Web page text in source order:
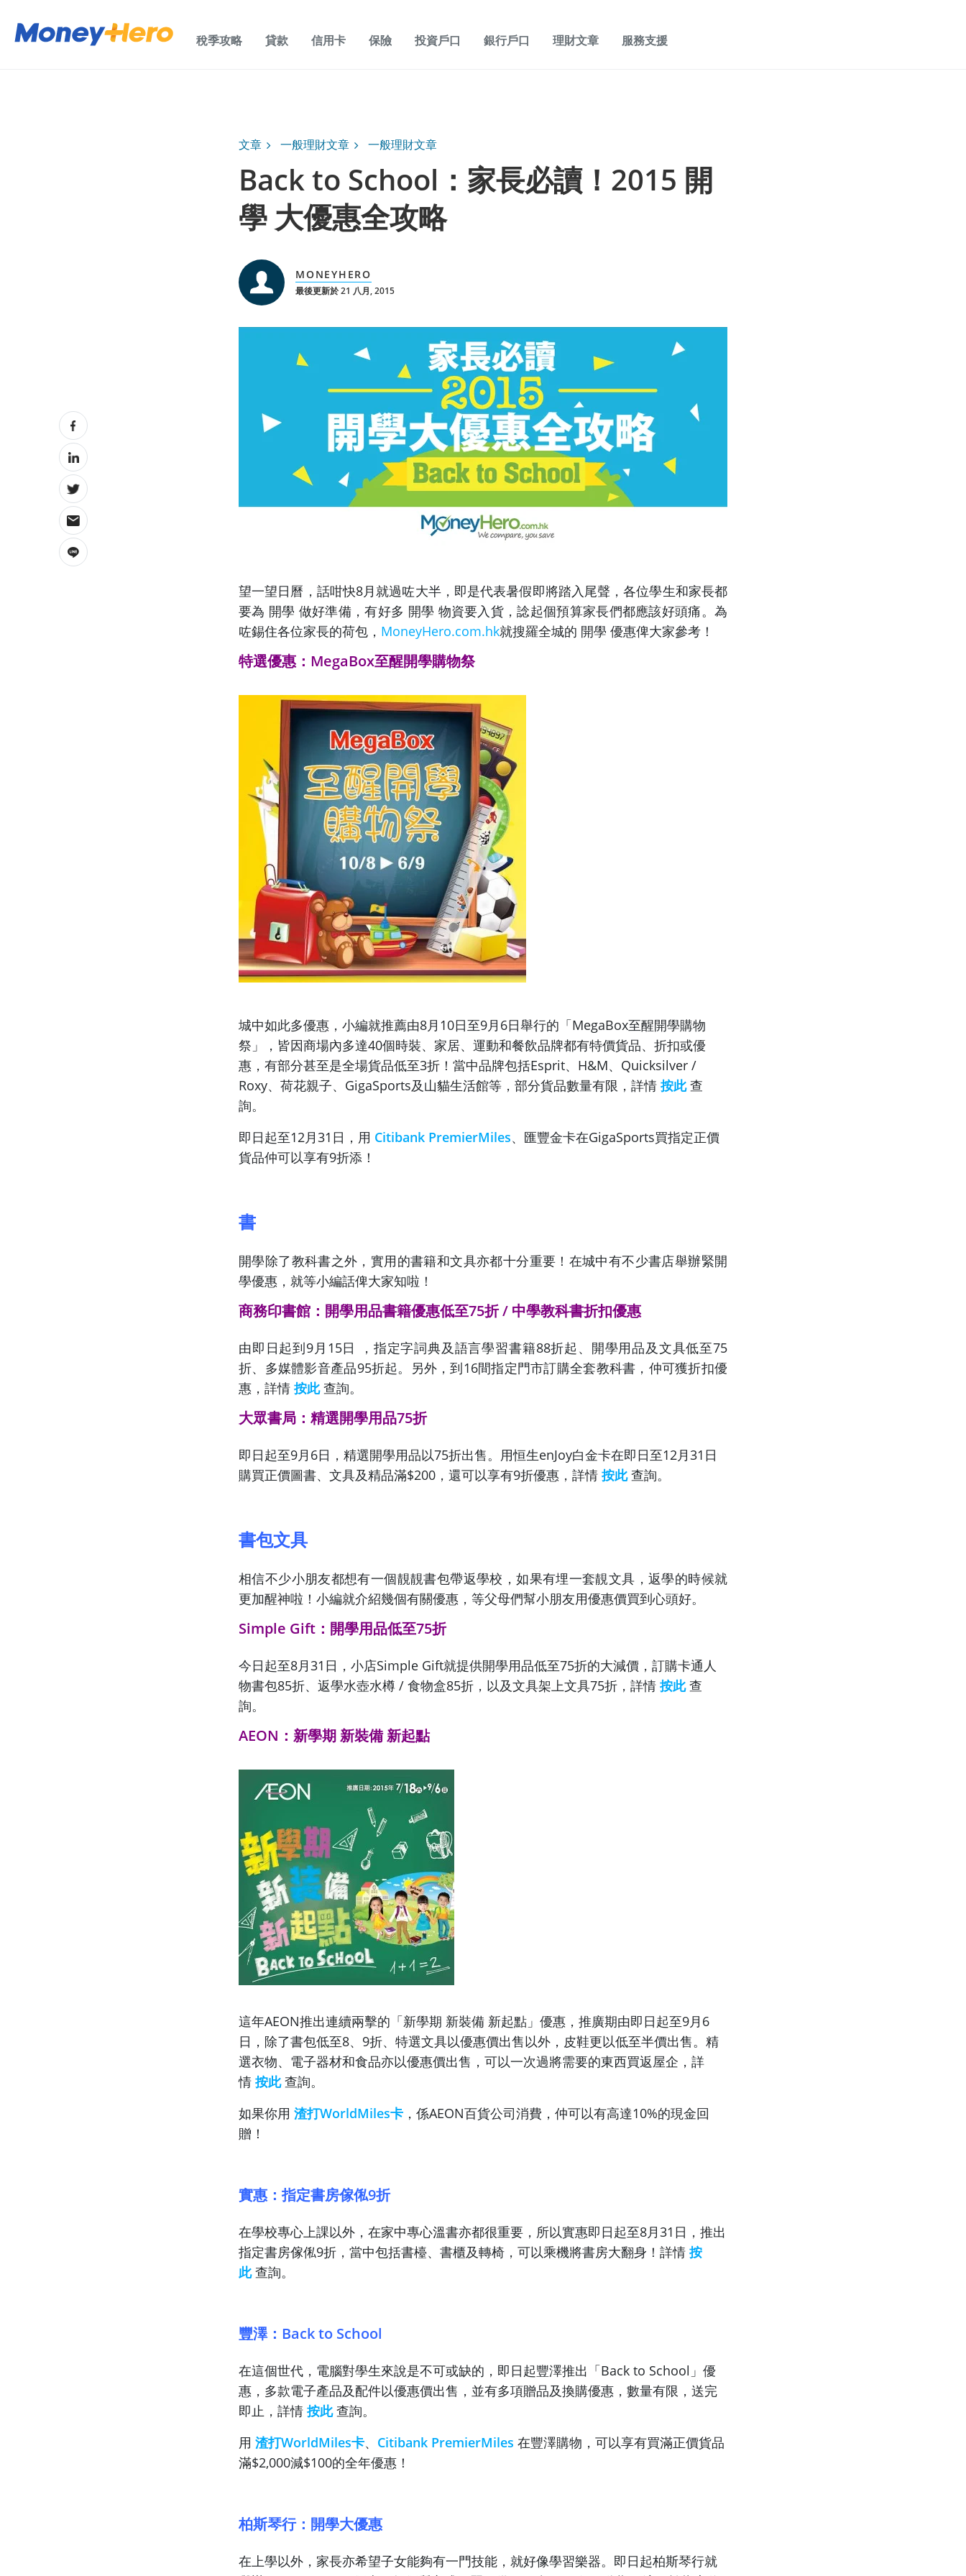
稅季攻略 貸款 信用卡 保險 投資戶口 銀行戶口 理財文章 服務支援
文章 一般理財文章 一般理財文章
Back to School：家長必讀！2015 開
學 大優惠全攻略
MONEYHERO
最後更新於 21 八月, 2015
望一望日曆，話咁快8月就過咗大半，即是代表暑假即將踏入尾聲，各位學生和家長都
要為 開學 做好準備，有好多 開學 物資要入貨，諗起個預算家長們都應該好頭痛。為
咗錫住各位家長的荷包， MoneyHero.com.hk就搜羅全城的 開學 優惠俾大家參考！
特選優惠：MegaBox至醒開學購物祭
城中如此多優惠，小編就推薦由8月10日至9月6日舉行的「MegaBox至醒開學購物
祭」，皆因商場內多達40個時裝、家居、運動和餐飲品牌都有特價貨品、折扣或優
惠，有部分甚至是全場貨品低至3折！當中品牌包括Esprit、H&M、Quicksilver /
Roxy、荷花親子、GigaSports及山貓生活館等，部分貨品數量有限，詳情 按此查
詢。
即日起至12月31日，用 Citibank PremierMiles、匯豐金卡在GigaSports買指定正價
貨品仲可以享有9折添！
書
開學除了教科書之外，實用的書籍和文具亦都十分重要！在城中有不少書店舉辦緊開
學優惠，就等小編話俾大家知啦！
商務印書館：開學用品書籍優惠低至75折/ 中學教科書折扣優惠
由即日起到9月15日 ，指定字詞典及語言學習書籍88折起、開學用品及文具低至75
折、多媒體影音產品95折起。 另外，到16間指定門市訂購全套教科書，仲可獲折扣優
惠，詳情 按此查詢。
大眾書局：精選開學用品75折
即日起至9月6日，精選開學用品以75折出售。 用恒生enJoy白金卡在即日至12月31日
購買正價圖書、文具及精品滿$200，還可以享有9折優惠，詳情 按此查詢。
書包文具
相信不少小朋友都想有一個靚靚書包帶返學校，如果有埋一套靚文具，返學的時候就
更加醒神啦 ！ 小編就介紹幾個有關優惠，等父母們幫小朋友用優惠價買到心頭好。
Simple Gift ： 開學用品低至75折
今日起至8月31日，小店Simple Gift就提供開學用品低至75折的大減價，訂購卡通人
物書包85折、返學水壺水樽 / 食物盒85折，以及文具架上文具75折，詳情 按此查
詢。
AEON ： 新學期 新裝備 新起點
這年AEON推出連續兩擊的「新學期 新裝備 新起點」優惠，推廣期由即日起至9月6
日，除了書包低至8、 9折、特選文具以優惠價出售以外，皮鞋更以低至半價出售。精
選衣物、電子器材和食品亦以優惠價出售，可以一次過將需要的東西買返屋企，詳
情 按此查詢。
如果你用 渣打WorldMiles卡 ，係AEON百貨公司消費，仲可以有高達10%的現金回
贈！
實惠 ： 指定書房傢俬9折
在學校專心上課以外，在家中專心溫書亦都很重要，所以實惠即日起至8月31日，推出
指定書房傢俬9折，當中包括書檯、書櫃及轉椅，可以乘機將書房大翻身！詳情 按
此查詢。
豐澤：Back to School
在這個世代，電腦對學生來說是不可或缺的，即日起豐澤推出「Back to School」優
惠，多款電子產品及配件以優惠價出售，並有多項贈品及換購優惠，數量有限，送完
即止，詳情 按此查詢。
用 渣打WorldMiles卡、 Citibank PremierMiles 在豐澤購物，可以享有買滿正價貨品
滿$2,000減$100的全年優惠！
柏斯琴行：開學大優惠
在上學以外，家長亦希望子女能夠有一門技能，就好像學習樂器。即日起柏斯琴行就